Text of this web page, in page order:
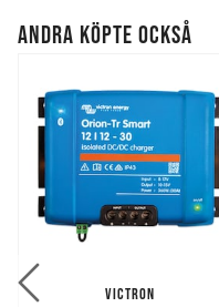
ANDRA KÖPTE OCKSÅ
VICTRON